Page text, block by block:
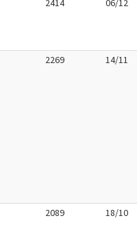
2414 06/12
2269 14/11
2089 18/10